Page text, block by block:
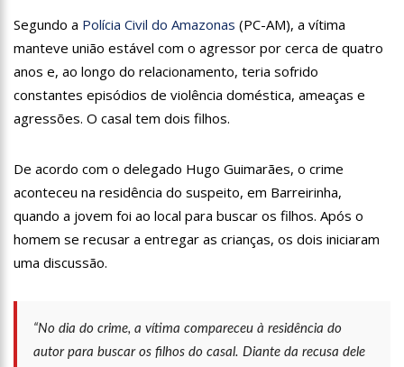
Pesquisa aponta que tecnologia pode ajudar na melhoria da
qualidade das escolas no Amazonas
20:07 Amazonino pretende transforma o estado em um canteiro de
obras para combater desemprego? fome e miséria
19:46 Viviane Lima é aposta do MDB para ser deputada federal do
Amazonas
00:59 Pré-Candidata a Deputada Federal, Viviane Lima(MDB)
desponta nas pesquisas de intenção de votos
10:06 Populares expulsam equipe da Amazonas Energia que
tentava instalar novos medidores em Manaus
08:46 Bolsonaro vai retornar a Manaus na segunda quinzena de
Mais de 50 unidades de saúde da Prefeitura ofertam vacina
contra a Covid-19 nesta semana em Manaus
Segundo a Polícia Civil do Amazonas (PC-AM), a vítima
manteve união estável com o agressor por cerca de quatro
anos e, ao longo do relacionamento, teria sofrido
constantes episódios de violência doméstica, ameaças e
agressões. O casal tem dois filhos.
De acordo com o delegado Hugo Guimarães, o crime
aconteceu na residência do suspeito, em Barreirinha,
quando a jovem foi ao local para buscar os filhos. Após o
homem se recusar a entregar as crianças, os dois iniciaram
uma discussão.
“No dia do crime, a vítima compareceu à residência do
autor para buscar os filhos do casal. Diante da recusa dele